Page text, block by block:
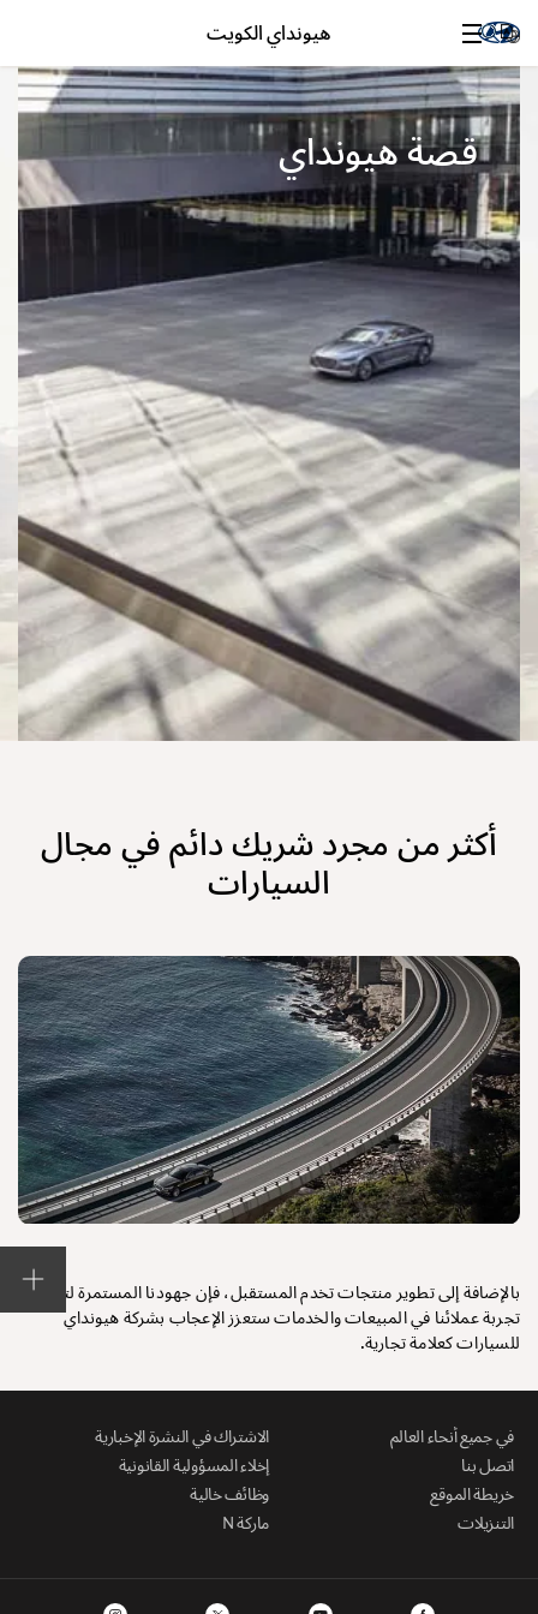
هيونداي الكويت
قصة هيونداي
أكثر من مجرد شريك دائم في مجال
السيارات
بالإضافة إلى تطوير منتجات تخدم المستقبل، فإن جهودنا المستمرة لتحسين
تجربة عملائنا في المبيعات والخدمات ستعزز الإعجاب بشركة هيونداي
للسيارات كعلامة تجارية.
في جميع أنحاء العالم
الاشتراك في النشرة الإخبارية
اتصل بنا
إخلاء المسؤولية القانونية
خريطة الموقع
وظائف خالية
التنزيلات
ماركة N